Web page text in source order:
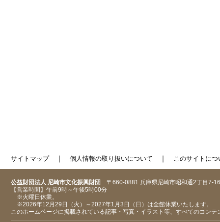
サイトマップ｜ 個人情報の取り扱いについて ｜ このサイトにつ
公益財団法人 尼崎市文化振興財団 〒660-0881 兵庫県尼崎市昭和通2丁目7-16
【営業時間】午前9時～午後5時00分
※火曜日休業。
※2026年12月29日（火）～2027年1月3日（日）は全館休業いたします。
このホームページに掲載されている記事・写真・イラスト等、すべてのコン